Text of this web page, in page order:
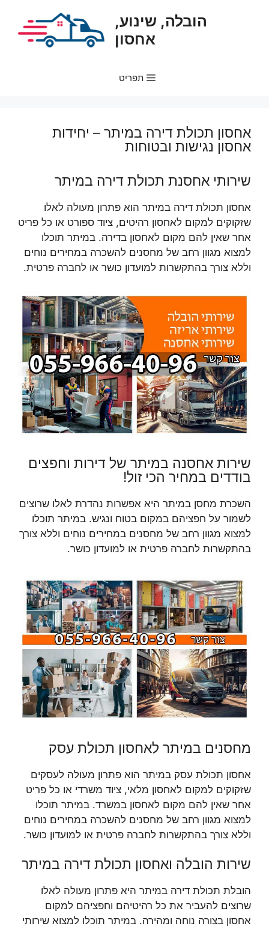
הובלה, שינוע,
אחסון
תפריט
אחסון תכולת דירה במיתר – יחידות
אחסון נגישות ובטוחות
שירותי אחסנת תכולת דירה במיתר
אחסון תכולת דירה במיתר הוא פתרון מעולה לאלו
שזקוקים למקום לאחסון רהיטים, ציוד ספורט או כל פריט
אחר שאין להם מקום לאחסון בדירה. במיתר תוכלו
למצוא מגוון רחב של מחסנים להשכרה במחירים נוחים
וללא צורך בהתקשרות למועדון כושר או לחברה פרטית.
שירות אחסנה במיתר של דירות וחפצים
בודדים במחיר הכי זול!
השכרת מחסן במיתר היא אפשרות נהדרת לאלו שרוצים
לשמור על חפציהם במקום בטוח ונגיש. במיתר תוכלו
למצוא מגוון רחב של מחסנים במחירים נוחים וללא צורך
בהתקשרות לחברה פרטית או למועדון כושר.
מחסנים במיתר לאחסון תכולת עסק
אחסון תכולת עסק במיתר הוא פתרון מעולה לעסקים
שזקוקים למקום לאחסון מלאי, ציוד משרדי או כל פריט
אחר שאין להם מקום לאחסון במשרד. במיתר תוכלו
למצוא מגוון רחב של מחסנים להשכרה במחירים נוחים
וללא צורך בהתקשרות לחברה פרטית או למועדון כושר.
שירות הובלה ואחסון תכולת דירה במיתר
הובלת תכולת דירה במיתר היא פתרון מעולה לאלו
שרוצים להעביר את כל רהיטיהם וחפציהם למקום
אחסון בצורה נוחה ומהירה. במיתר תוכלו למצוא שירותי